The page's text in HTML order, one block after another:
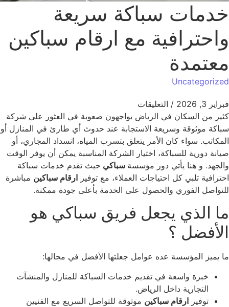
سباكة سريعة
مع ارقام سباكين
3, 2026
/ التعليقات
من السكان في الرياض يواجهون صعوبة في العثور على شركة
موثوقة وسريعة الاستجابة عند حدوث أي طارئ في المنازل أو
سواء كان الأمر يتعلق بتسرب المياه، انسداد المجاري، أو
دورية للسباكة، اختيار الشركة المناسبة يمكن أن يوفر الوقت
و هنا يأتي دور مؤسسةسباكيحيث تقدم خدمات سباكة
تلبي كل احتياجات العملاء، مع توفيرارقام سباكينمباشرة
الفوري والحصول على الخدمة بأعلى جودة ممكنة.
الذي يجعل فريق سباكي هو
؟
يميز المؤسسة عده عوامل جعلتها الأفضل في مجالها:
خبرة واسعة في تقديم خدمات السباكة للمنازل والمنشآت
التجارية داخل الرياض.
توفيرارقام سباكينموثوقة للتواصل السريع مع الفنيين